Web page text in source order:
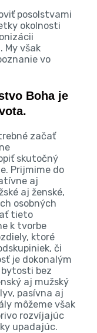
posolstvami
okolnosti
My však
vo
Boha je
začať
skutočný
Prijmime do
aj
aj ženské,
osobných
tieto
k tvorbe
ktoré
či
je dokonalým
bytosti bez
aj mužský
pasívna aj
môžeme však
rozvíjajúc
upadajúc.